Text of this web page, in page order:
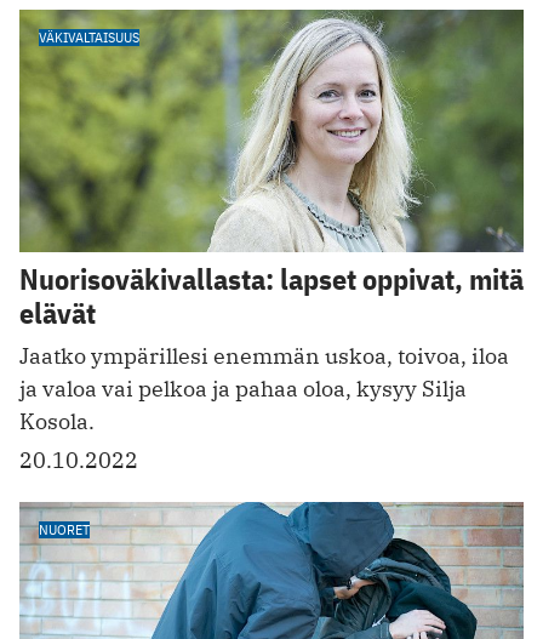
VÄKIVALTAISUUS
Nuorisoväkivallasta: lapset oppivat, mitä
elävät
Jaatko ympärillesi enemmän uskoa, toivoa, iloa
ja valoa vai pelkoa ja pahaa oloa, kysyy Silja
Kosola.
20.10.2022
NUORET